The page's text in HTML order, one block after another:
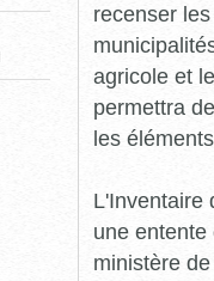
recenser
agricole et
permettra
les
L'Inventaire
une
ministère